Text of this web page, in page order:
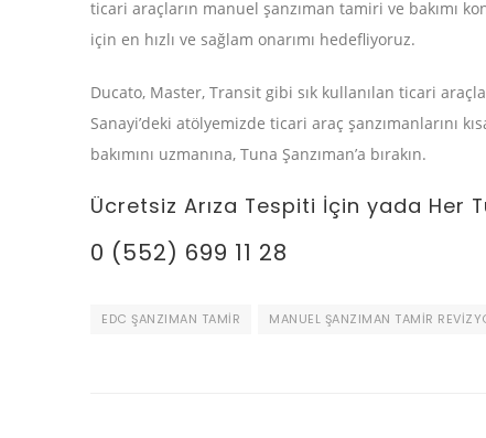
ticari araçların manuel şanzıman tamiri ve bakımı
için en hızlı ve sağlam onarımı hedefliyoruz.
Ducato, Master, Transit gibi sık kullanılan ticari
Sanayi’deki atölyemizde ticari araç şanzımanlarını
bakımını uzmanına, Tuna Şanzıman’a bırakın.
Ücretsiz Arıza Tespiti İçin yada Her
0 (552) 699 11 28
EDC ŞANZIMAN TAMIR MANUEL ŞANZIMAN TAMIR